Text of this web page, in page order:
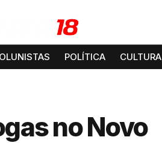
POLÍTICA CULTURA
no Novo